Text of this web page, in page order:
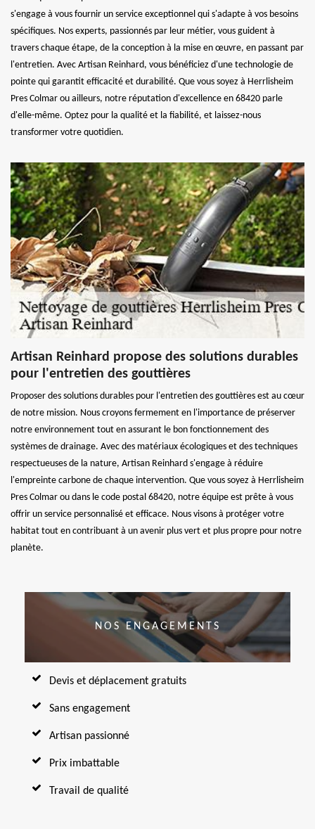
s'engage à vous fournir un service exceptionnel qui s'adapte à vos besoins
spécifiques. Nos experts, passionnés par leur métier, vous guident à
travers chaque étape, de la conception à la mise en œuvre, en passant par
l'entretien. Avec Artisan Reinhard, vous bénéficiez d'une technologie de
pointe qui garantit efficacité et durabilité. Que vous soyez à Herrlisheim
Pres Colmar ou ailleurs, notre réputation d'excellence en 68420 parle
d'elle-même. Optez pour la qualité et la fiabilité, et laissez-nous
transformer votre quotidien.
Artisan Reinhard propose des solutions durables
pour l'entretien des gouttières
Proposer des solutions durables pour l'entretien des gouttières est au cœur
de notre mission. Nous croyons fermement en l'importance de préserver
notre environnement tout en assurant le bon fonctionnement des
systèmes de drainage. Avec des matériaux écologiques et des techniques
respectueuses de la nature, Artisan Reinhard s'engage à réduire
l'empreinte carbone de chaque intervention. Que vous soyez à Herrlisheim
Pres Colmar ou dans le code postal 68420, notre équipe est prête à vous
offrir un service personnalisé et efficace. Nous visons à protéger votre
habitat tout en contribuant à un avenir plus vert et plus propre pour notre
planète.
NOS ENGAGEMENTS
Devis et déplacement gratuits
Sans engagement
Artisan passionné
Prix imbattable
Travail de qualité